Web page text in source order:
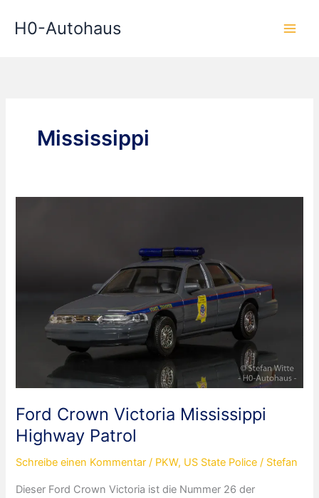
InhaltH0-Autohaus
Mississippi
Ford Crown Victoria Mississippi
Highway Patrol
Schreibe einen Kommentar / PKW, US State Police / Stefan
Dieser Ford Crown Victoria ist die Nummer 26 der